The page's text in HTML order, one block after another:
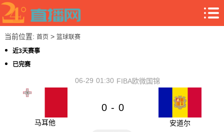
当前位置: 首页> 篮球联赛
近3天赛事
已完赛
01:30
06-29 FIBA欧微国锦
马耳他
0 - 0
安道尔